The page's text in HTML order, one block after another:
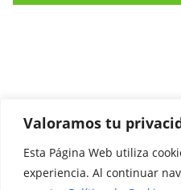
Valoramos tu
Esta Página Web utiliza
experiencia. Al continuar
Promociónate